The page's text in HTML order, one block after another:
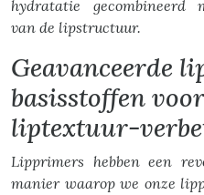
hydratatie gecombineerd
van de lipstructuur.
Geavanceerde
basisstoffen
liptextuur-
Lipprimers hebben een
manier waarop we onze